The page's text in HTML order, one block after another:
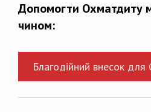
Допомогти Охматдиту
чином:
Благодійний внесок